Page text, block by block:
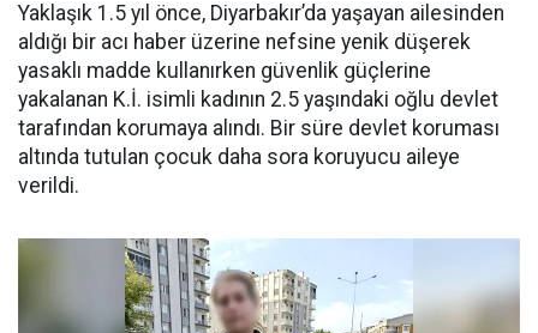
Yaklaşık 1.5 yıl önce, Diyarbakır’da yaşayan ailesinden
aldığı bir acı haber üzerine nefsine yenik düşerek
yasaklı madde kullanırken güvenlik güçlerine
yakalanan K.İ. isimli kadının 2.5 yaşındaki oğlu devlet
tarafından korumaya alındı. Bir süre devlet koruması
altında tutulan çocuk daha sora koruyucu aileye
verildi.